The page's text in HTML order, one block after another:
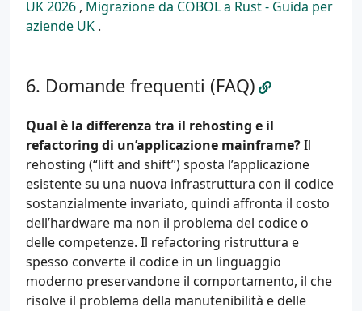
UK 2026 , Migrazione da COBOL a Rust - Guida per
aziende UK .
Domande frequenti (FAQ)
Qual è la differenza tra il rehosting e il
refactoring di un’applicazione mainframe?Il
rehosting (“lift and shift”) sposta l’applicazione
esistente su una nuova infrastruttura con il codice
sostanzialmente invariato, quindi affronta il costo
dell’hardware ma non il problema del codice o
delle competenze. Il refactoring ristruttura e
spesso converte il codice in un linguaggio
moderno preservandone il comportamento, il che
risolve il problema della manutenibilità e delle